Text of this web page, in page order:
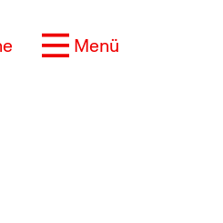
Menü